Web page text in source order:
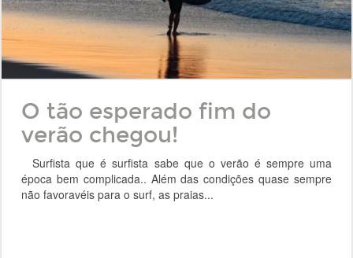
O tão esperado fim do
verão chegou!
Surfista que é surfista sabe que o verão é sempre uma
época bem complicada.. Além das condições quase sempre
não favoravéis para o surf, as praias...